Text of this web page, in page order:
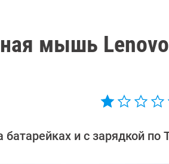
мышь Lenovo
и с зарядкой по